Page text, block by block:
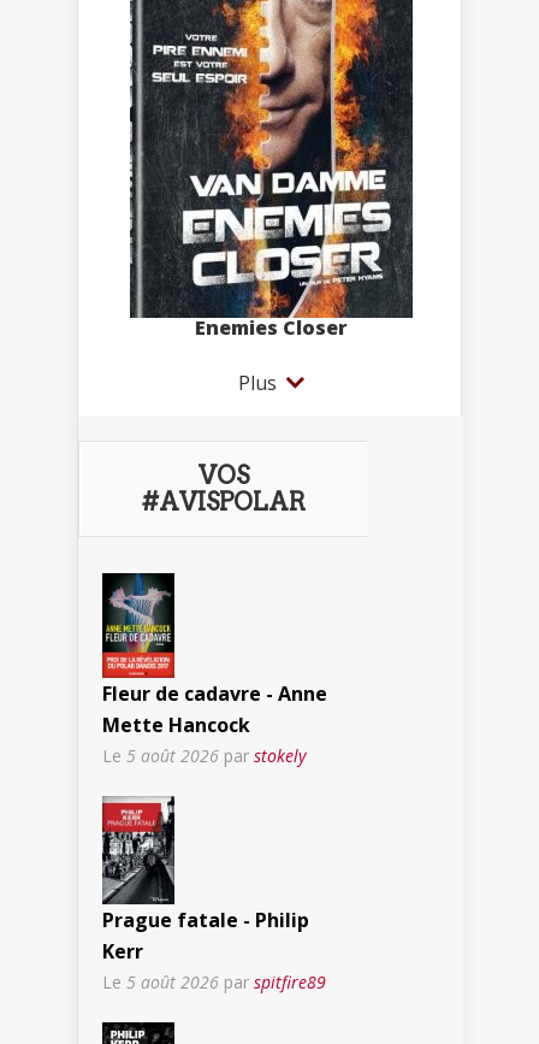
Enemies Closer
Plus
VOS
#AVISPOLAR
Fleur de cadavre - Anne
Mette Hancock
Le 5 août 2026 par stokely
Prague fatale - Philip
Kerr
Le 5 août 2026 par spitfire89